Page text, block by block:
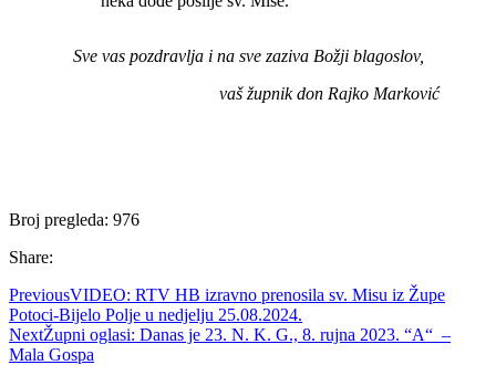
Sve vas pozdravlja i na sve zaziva Božji blagoslov,
vaš župnik don Rajko Marković
Broj pregleda: 976
Share:
PreviousVIDEO: RTV HB izravno prenosila sv. Misu iz Župe
Potoci-Bijelo Polje u nedjelju 25.08.2024.
NextŽupni oglasi: Danas je 23. N. K. G., 8. rujna 2023. “A“ –
Mala Gospa